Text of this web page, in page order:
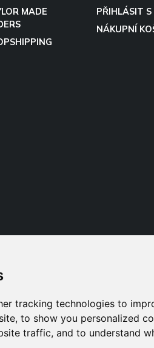
tracking technologies to
to show you personalized
traffic, and to understand
MADE
PŘIHLÁSIT S
NÁKUPNÍ